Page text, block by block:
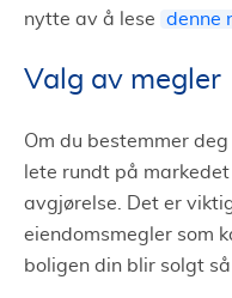
nytte av å lese
denne
Valg av megler
Om du bestemmer
lete rundt på
avgjørelse. Det er
eiendomsmegler som
boligen din blir solgt